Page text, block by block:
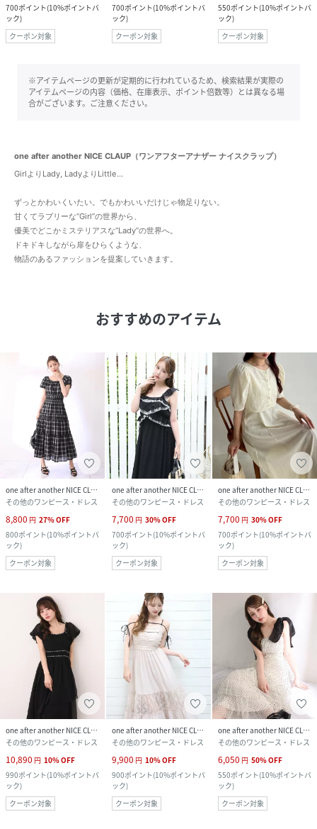
700ポイント(10%ポイントバ
ック)
クーポン対象
700ポイント(10%ポイントバ
ック)
クーポン対象
550ポイント(10%ポイントバ
ック)
クーポン対象
※アイテムページの更新が定期的に行われているため、検索結果が実際の
アイテムページの内容（価格、在庫表示、ポイント倍数等）とは異なる場
合がございます。ご注意ください。
one after another NICE CLAUP（ワンアフターアナザー ナイスクラップ）
GirlよりLady, LadyよりLittle...
ずっとかわいくいたい。でもかわいいだけじゃ物足りない。
甘くてラブリーな”Girl”の世界から、
優美でどこかミステリアスな”Lady”の世界へ。
ドキドキしながら扉をひらくような、
物語のあるファッションを提案していきます。
おすすめのアイテム
one after another NICE CLAUP
その他のワンピース・ドレス
8,800 円 27%OFF
800ポイント(10%ポイントバ
ック)
クーポン対象
one after another NICE CLAUP
その他のワンピース・ドレス
7,700 円 30%OFF
700ポイント(10%ポイントバ
ック)
クーポン対象
one after another NICE CLAUP
その他のワンピース・ドレス
7,700 円 30%OFF
700ポイント(10%ポイントバ
ック)
クーポン対象
one after another NICE CLAUP
その他のワンピース・ドレス
10,890 円 10%OFF
990ポイント(10%ポイントバ
ック)
クーポン対象
one after another NICE CLAUP
その他のワンピース・ドレス
9,900 円 10%OFF
900ポイント(10%ポイントバ
ック)
クーポン対象
one after another NICE CLAUP
その他のワンピース・ドレス
6,050 円 50%OFF
550ポイント(10%ポイントバ
ック)
クーポン対象